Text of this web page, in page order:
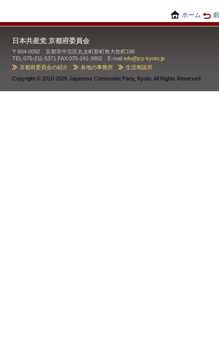
ホーム
日本共産党 京都府委員会
〒604-0092 京都市中京区丸太町新町角大炊町186
TEL:075-211-5371 FAX:075-241-3802 E-mail info@jcp-kyoto.jp
京都府委員会の紹介
各地の事務所
生活相談所
Copyright © 2010-2026 Japanese Communist Party, Kyoto. All Rights Reserved.